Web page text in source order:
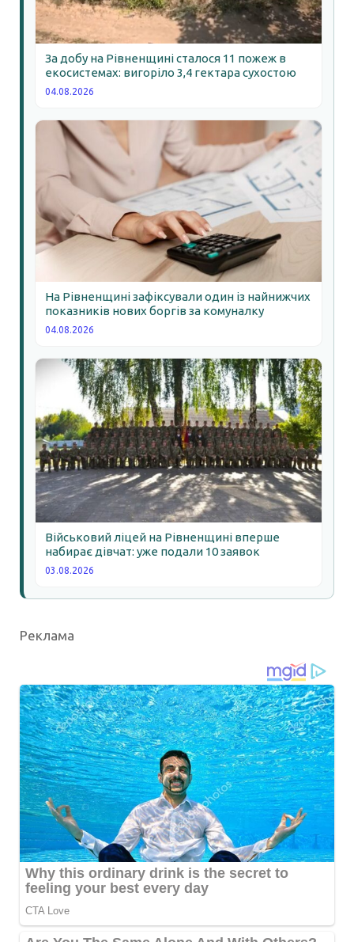
За добу на Рівненщині сталося 11 пожеж в
екосистемах: вигоріло 3,4 гектара сухостою
04.08.2026
На Рівненщині зафіксували один із найнижчих
показників нових боргів за комуналку
04.08.2026
Військовий ліцей на Рівненщині вперше
набирає дівчат: уже подали 10 заявок
03.08.2026
Реклама